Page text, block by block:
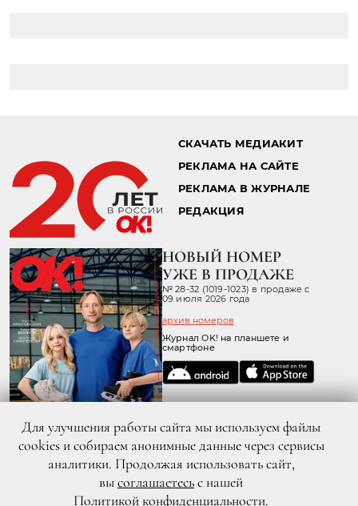
СКАЧАТЬ МЕДИАКИТ
РЕКЛАМА НА САЙТЕ
РЕКЛАМА В ЖУРНАЛЕ
РЕДАКЦИЯ
НОВЫЙ НОМЕР
УЖЕ В ПРОДАЖЕ
№ 28-32 (1019-1023) в продаже с
09 июля 2026 года
архив номеров
Журнал OK! на планшете и
смартфоне
© 2026 ООО «ХИТ ТВ» Все права защищены. 16+
Для улучшения работы сайта мы используем файлы
cookies и собираем анонимные данные через сервисы
аналитики. Продолжая использовать сайт,
высоглашаетесьс нашей
Политикой конфиденциальности.